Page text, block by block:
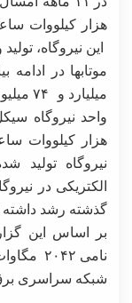
هزار کیلووات
این نیروگاه،
نیروگاه تولید
گذشته رشد
بر اساس این
شبکه سراسری